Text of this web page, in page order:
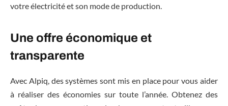
votre électricité et son mode de production.
Une offre économique et
transparente
Avec Alpiq, des systèmes sont mis en place pour vous aider
à réaliser des économies sur toute l’année. Obtenez des